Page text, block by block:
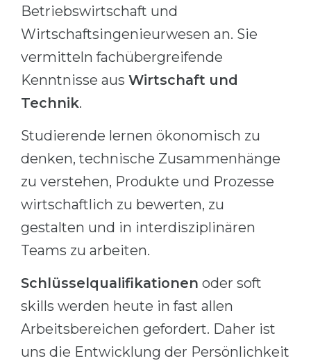
RIASEC Test
Successat
100%
CONSULTATION!
Ukraine
Kazakhstan
Azerbaijan
Armenia
Other Country
BOOK A CONSULTATION
Betriebswirtschaft und
Wirtschaftsingenieurwesen an. Sie
vermitteln fachübergreifende
Kenntnisse aus Wirtschaft und
Technik.
Studierende lernen ökonomisch zu
denken, technische Zusammenhänge
zu verstehen, Produkte und Prozesse
wirtschaftlich zu bewerten, zu
gestalten und in interdisziplinären
Teams zu arbeiten.
Schlüsselqualifikationen oder soft
skills werden heute in fast allen
Arbeitsbereichen gefordert. Daher ist
uns die Entwicklung der Persönlichkeit